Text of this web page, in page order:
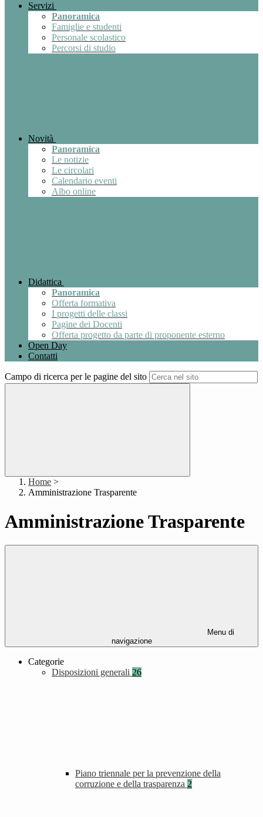
Servizi
Panoramica
Famiglie e studenti
Personale scolastico
Percorsi di studio
Novità
Panoramica
Le notizie
Le circolari
Calendario eventi
Albo online
Didattica
Panoramica
Offerta formativa
I progetti delle classi
Pagine dei Docenti
Offerta progetto da parte di proponente esterno
Open Day
Contatti
Campo di ricerca per le pagine del sito
Home >
Amministrazione Trasparente
Amministrazione Trasparente
Menu di
navigazione
Categorie
Disposizioni generali 26
Piano triennale per la prevenzione della
corruzione e della trasparenza 2